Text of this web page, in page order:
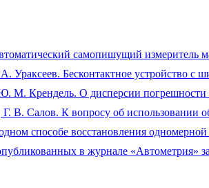
самопишущий измеритель
Бесконтактное устройство с
Крендель. О дисперсии погрешности
В. Салов. К вопросу об использовании
способе восстановления одномерной
в журнале «Автометрия»